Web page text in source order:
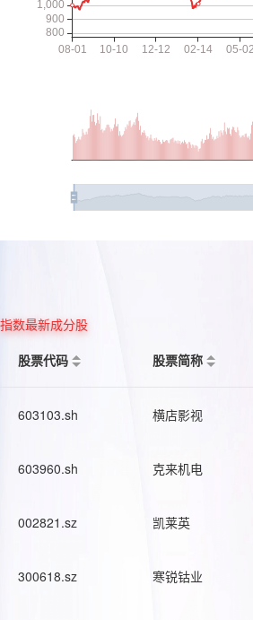
指数最新成分股
股票代码
股票简称
603103.sh 横店影视
603960.sh 克来机电
002821.sz 凯莱英
300618.sz 寒锐钴业